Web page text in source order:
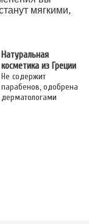
мягкими,
Натуральная
косметика из Греции
Не содержит
парабенов, одобрена
дерматологами